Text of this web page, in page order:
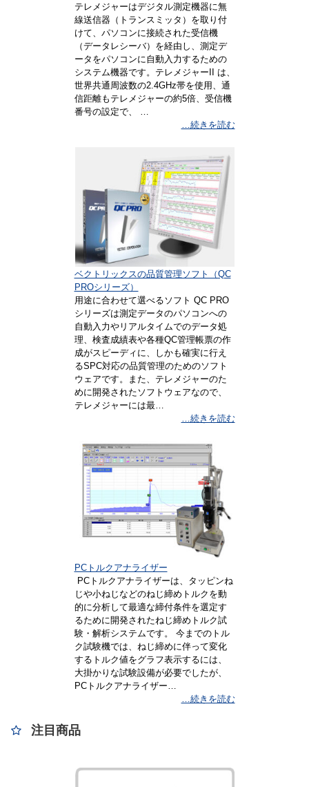
テレメジャーはデジタル測定機器に無
線送信器（トランスミッタ）を取り付
けて、パソコンに接続された受信機
（データレシーバ）を経由し、測定デ
ータをパソコンに自動入力するための
システム機器です。テレメジャーII は、
世界共通周波数の2.4GHz帯を使用、通
信距離もテレメジャーの約5倍、受信機
番号の設定で、 …
…続きを読む
ベクトリックスの品質管理ソフト（QC
PROシリーズ）
用途に合わせて選べるソフト QC PRO
シリーズは測定データのパソコンへの
自動入力やリアルタイムでのデータ処
理、検査成績表や各種QC管理帳票の作
成がスピーディに、しかも確実に行え
るSPC対応の品質管理のためのソフト
ウェアです。また、テレメジャーのた
めに開発されたソフトウェアなので、
テレメジャーには最…
…続きを読む
PCトルクアナライザー
PCトルクアナライザーは、タッピンね
じや小ねじなどのねじ締めトルクを動
的に分析して最適な締付条件を選定す
るために開発されたねじ締めトルク試
験・解析システムです。 今までのトル
ク試験機では、ねじ締めに伴って変化
するトルク値をグラフ表示するには、
大掛かりな試験設備が必要でしたが、
PCトルクアナライザー…
…続きを読む
注目商品